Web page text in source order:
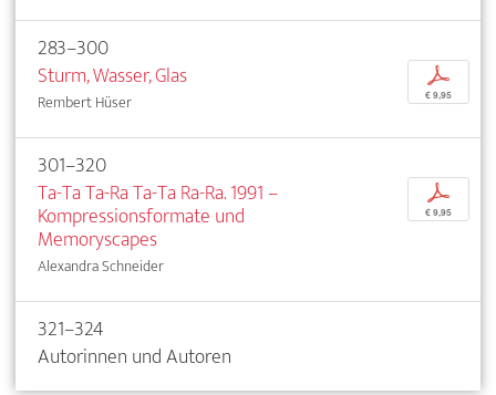
283–300
Sturm, Wasser, Glas
Rembert Hüser
p
€ 9,95
301–320
Ta-Ta Ta-Ra Ta-Ta Ra-Ra. 1991 –
Kompressionsformate und
Memoryscapes
Alexandra Schneider
p
€ 9,95
321–324
Autorinnen und Autoren